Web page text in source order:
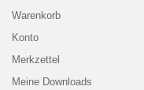
Warenkorb
Konto
Merkzettel
Meine Downloads